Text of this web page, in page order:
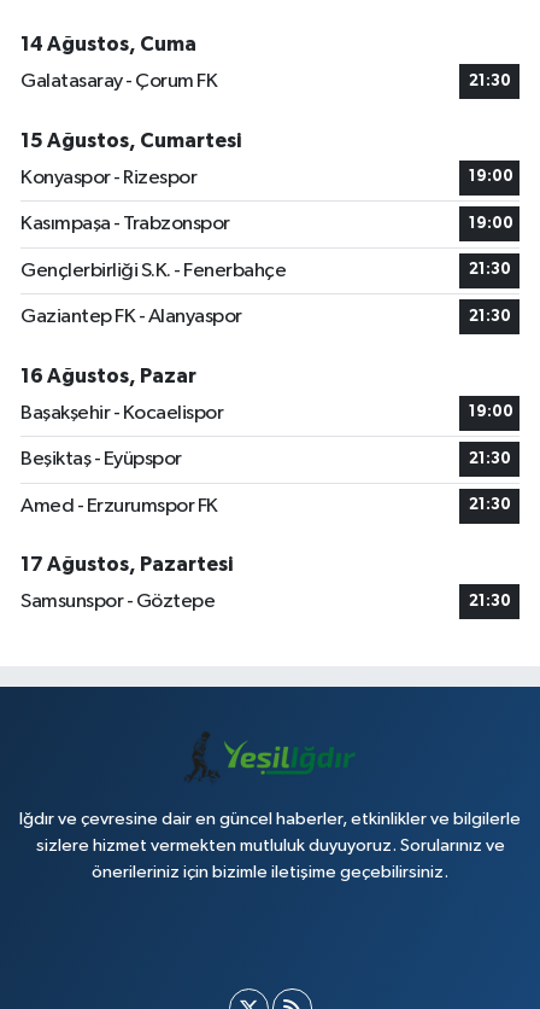
14 Ağustos, Cuma
Galatasaray - Çorum FK
21:30
15 Ağustos, Cumartesi
Konyaspor - Rizespor
19:00
Kasımpaşa - Trabzonspor 19:00
Gençlerbirliği S.K. - Fenerbahçe 21:30
Gaziantep FK - Alanyaspor 21:30
16 Ağustos, Pazar
Başakşehir - Kocaelispor
19:00
Beşiktaş - Eyüpspor 21:30
Amed - Erzurumspor FK 21:30
17 Ağustos, Pazartesi
Samsunspor - Göztepe
21:30
Iğdır ve çevresine dair en güncel haberler, etkinlikler ve bilgilerle
sizlere hizmet vermekten mutluluk duyuyoruz. Sorularınız ve
önerileriniz için bizimle iletişime geçebilirsiniz.